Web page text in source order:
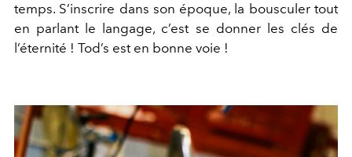
temps. S’inscrire dans son époque, la bousculer tout
en parlant le langage, c’est se donner les clés de
l’éternité ! Tod’s est en bonne voie !